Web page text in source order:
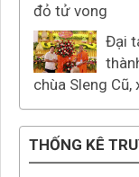
đỏ tử vong
Đại
chùa Sleng Cũ,
THỐNG KÊ